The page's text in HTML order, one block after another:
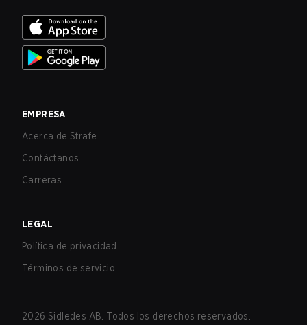
EMPRESA
Acerca de Strafe
Contáctanos
Carreras
LEGAL
Política de privacidad
Términos de servicio
2026 Sidledes AB. Todos los derechos reservados.